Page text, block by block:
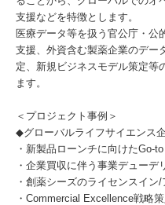
支援などを特徴とします。
医療データ等を扱う官公庁・公
支援、外資含む製薬企業のデー
定、新規ビジネスモデル策定等
ます。
＜プロジェクト事例＞
◆グローバルライフサイエンス
・新製品ローンチに向けたGo-
・企業買収に伴う事業デューデ
・創薬シーズのライセンスイン
・Commercial Excellence戦略